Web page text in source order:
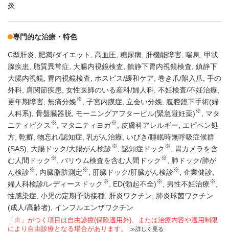
炎
専門的な治療・特色
C型肝炎 肥満/ダイエット 高血圧 糖尿病 肝機能障害 喘息
甲状
腺疾患
脂質異常症 大腸内視鏡検査 鎮静下胃内視鏡検査 鎮静下
大腸内視鏡
胃内視鏡検査 ホスピス/緩和ケア 巻き爪/陥入爪
手の
外科
肩関節疾患 女性医師のいる産科/婦人科 不妊検査/不妊治療
更年期障害 無痛分娩※ 子宮内膜症 立会い分娩 腹腔鏡下手術(婦
人科系) 骨盤臓器脱 モーニングアフターピル(緊急避妊薬)※
マタ
ニティビクス ※ マタニティヨガ※ 皮膚科アレルギー
エピペン処
方 乾癬 物忘れ/認知症 乳がん治療
いびき/睡眠時無呼吸症候群
(SAS)
大腸ドック/大腸がん検診※ 認知症ドック ※
胃カメラを含
む人間ドック ※ バリウム検査を含む人間ドック ※
肺ドック/肺が
ん検診※ 内臓脂肪測定※ 肝臓ドック/肝臓がん検診※
企業健診
婦人科検診/レディースドック ※ ED(勃起不全)※ 男性不妊治療※
性感染症 小児の定期予防接種 肝炎ワクチン
肺炎球菌ワクチン
(成人/高齢者)
インフルエンザワクチン
「※」がつく項目は自由診療(保険適用外)、または治療内容や適用制限
により自由診療となる場合があります。
詳しく見る